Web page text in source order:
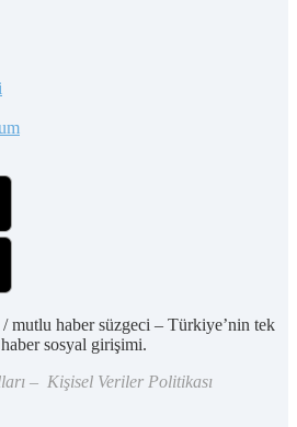
mutlu haber süzgeci – Türkiye’nin tek
sosyal girişimi.
– Kişisel Veriler Politikası